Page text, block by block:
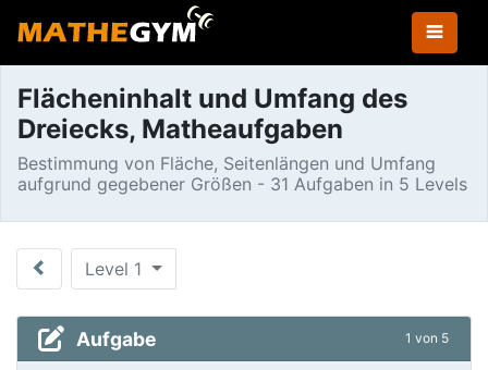
Flächeninhalt und Umfang des
Dreiecks, Matheaufgaben
Bestimmung von Fläche, Seitenlängen und Umfang
aufgrund gegebener Größen - 31 Aufgaben in 5 Levels
Level 1
Aufgabe 1 von 5